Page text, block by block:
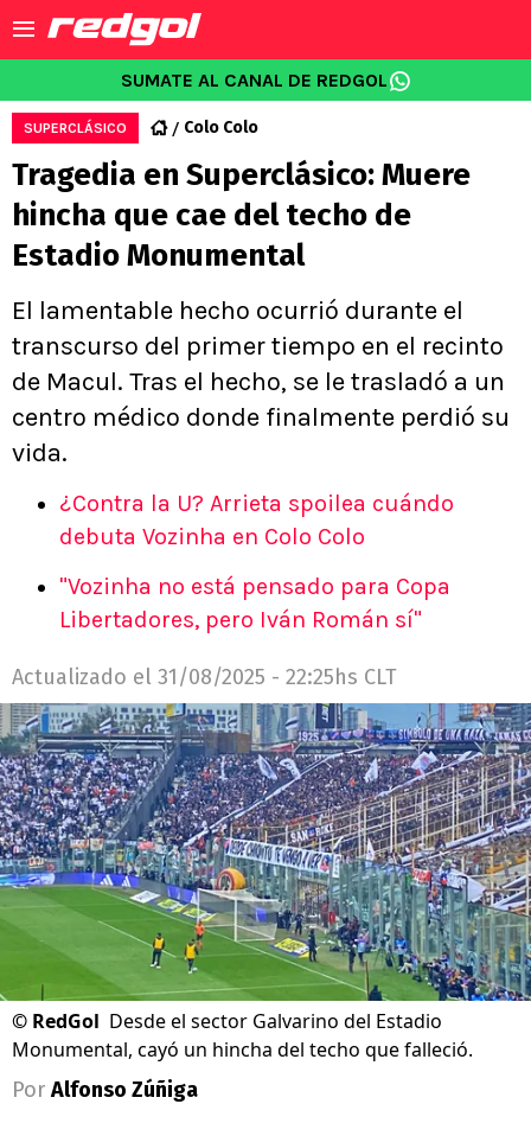
SUMATE AL CANAL DE REDGOL
SUPERCLÁSICO Colo Colo
Tragedia en Superclásico: Muere
hincha que cae del techo de
Estadio Monumental
El lamentable hecho ocurrió durante el
transcurso del primer tiempo en el recinto
de Macul. Tras el hecho, se le trasladó a un
centro médico donde finalmente perdió su
vida.
¿Contra la U? Arrieta spoilea cuándo
debuta Vozinha en Colo Colo
"Vozinha no está pensado para Copa
Libertadores, pero Iván Román sí"
Actualizado el 31/08/2025 - 22:25hs CLT
© RedGol Desde el sector Galvarino del Estadio
Monumental, cayó un hincha del techo que falleció.
Por Alfonso Zúñiga